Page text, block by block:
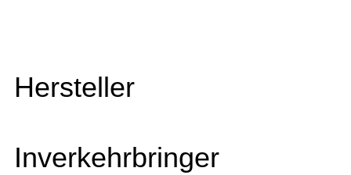
Hersteller
Inverkehrbringer